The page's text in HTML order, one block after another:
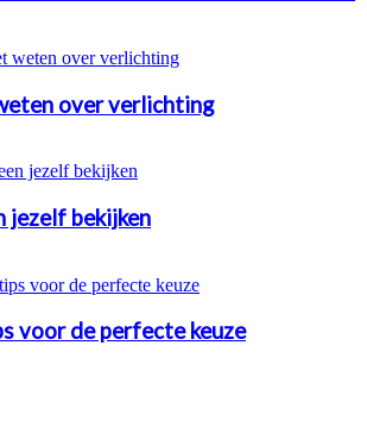
over verlichting
jezelf bekijken
voor de perfecte keuze